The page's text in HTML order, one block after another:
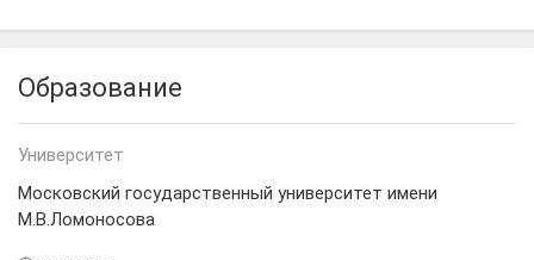
Образование
Университет
Московский государственный университет имени
М.В.Ломоносова